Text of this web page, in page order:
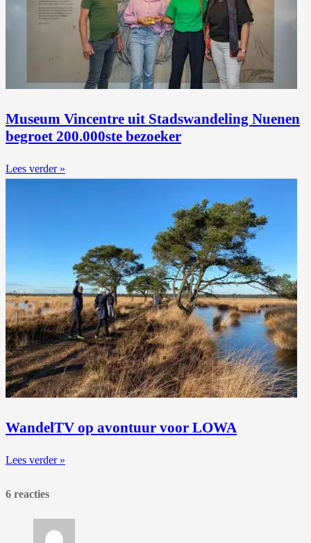
Museum Vincentre uit Stadswandeling Nuenen
begroet 200.000ste bezoeker
Lees verder »
WandelTV op avontuur voor LOWA
Lees verder »
6 reacties